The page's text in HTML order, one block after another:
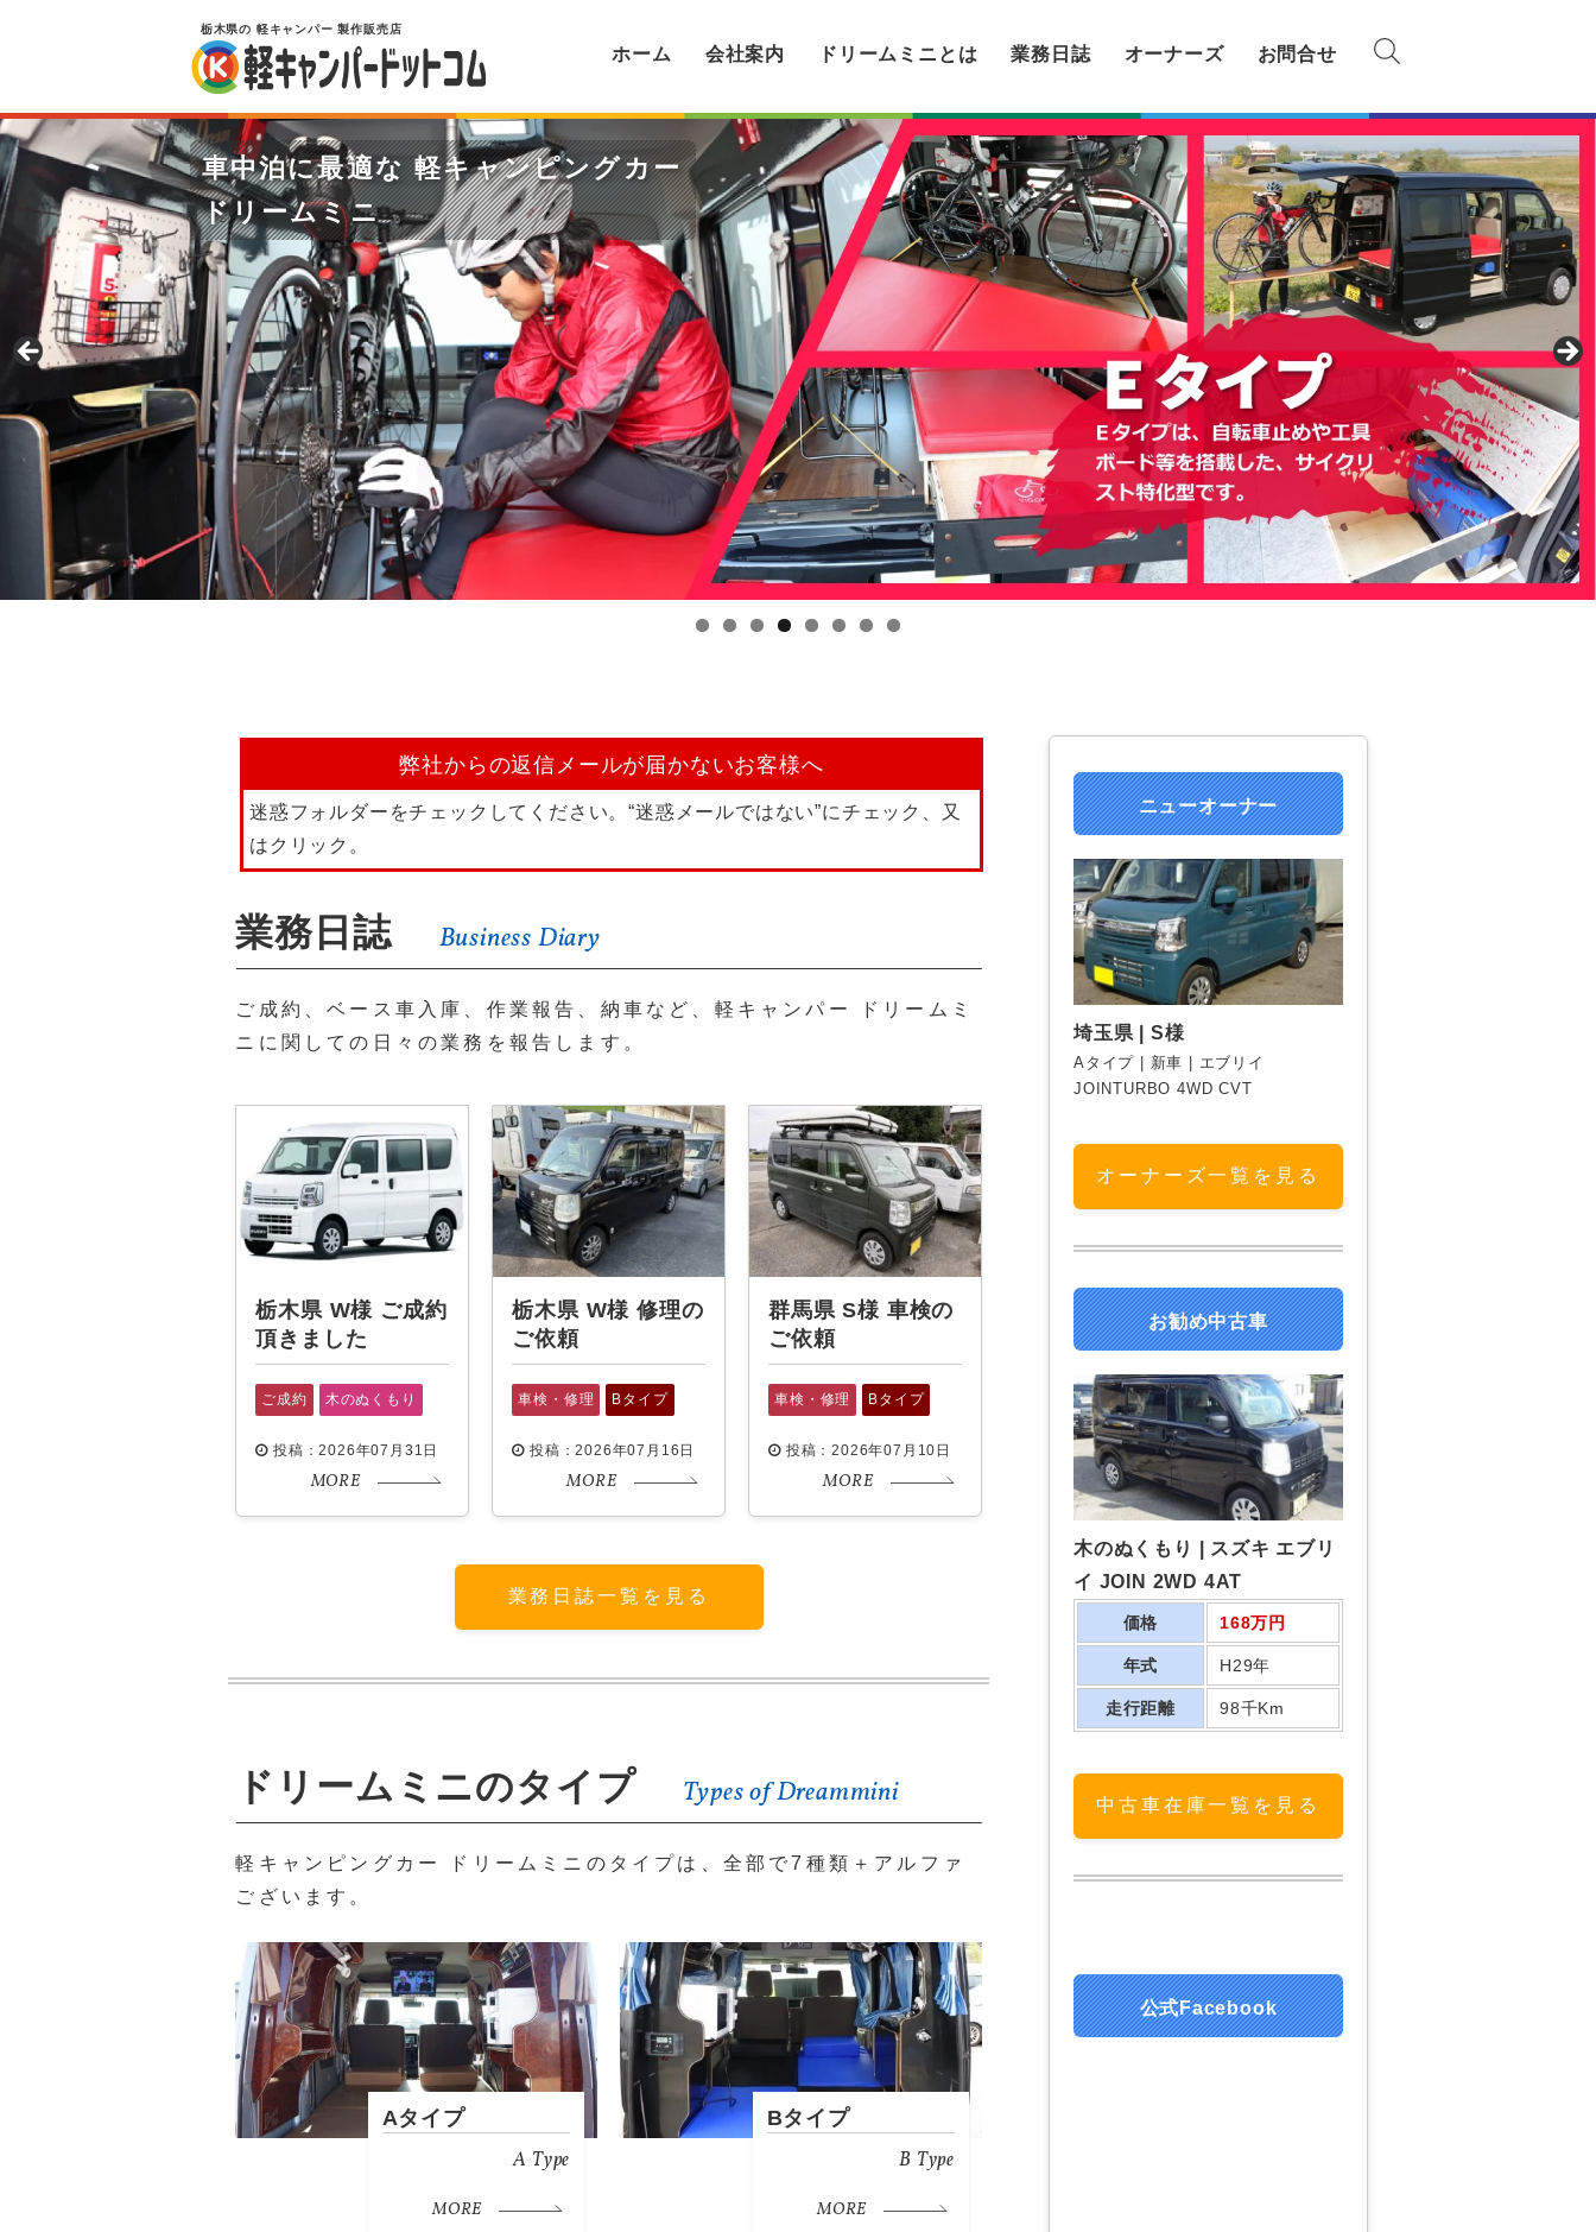
栃木県の 軽キャンパー 製作販売店
ホーム 会社案内 ドリームミニとは 業務日誌 オーナーズ お問合せ
車中泊に最適な 軽キャンピングカー
ドリームミニ
弊社からの返信メールが届かないお客様へ
迷惑フォルダーをチェックしてください。“迷惑メールではない”にチェック、又
はクリック。
業務日誌 Business Diary
ご成約、ベース車入庫、作業報告、納車など、軽キャンパー ドリームミ
ニに関しての日々の業務を報告します。
栃木県 W様 ご成約
頂きました
ご成約 木のぬくもり
投稿：2026年07月31日
MORE
栃木県 W様 修理の
ご依頼
車検・修理 Bタイプ
投稿：2026年07月16日
MORE
群馬県 S様 車検の
ご依頼
車検・修理 Bタイプ
投稿：2026年07月10日
MORE
業務日誌一覧を見る
ドリームミニのタイプ Types of Dreammini
軽キャンピングカー ドリームミニのタイプは、全部で7種類＋アルファ
ございます。
Aタイプ
A Type
MORE
Bタイプ
B Type
MORE
ニューオーナー
埼玉県 | S様
Aタイプ | 新車 | エブリイ
JOINTURBO 4WD CVT
オーナーズ一覧を見る
お勧め中古車
木のぬくもり | スズキ エブリ
イ JOIN 2WD 4AT
価格 168万円
年式 H29年
走行距離 98千Km
中古車在庫一覧を見る
公式Facebook